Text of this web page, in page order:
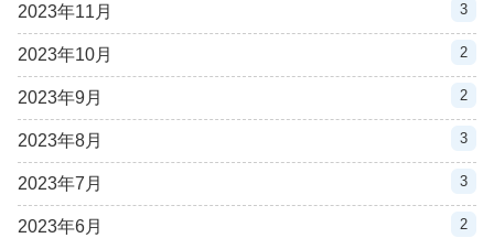
2023年11月 3
2023年10月 2
2023年9月 2
2023年8月 3
2023年7月 3
2023年6月 2